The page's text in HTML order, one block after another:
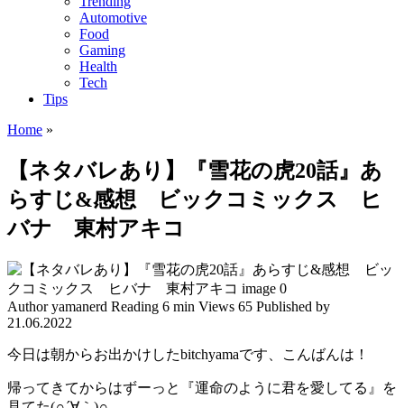
Automotive
Food
Gaming
Health
Tech
Tips
Home »
【ネタバレあり】『雪花の虎20話』あ
らすじ&感想 ビックコミックス ヒ
バナ 東村アキコ
Author yamanerd Reading 6 min Views 65 Published by
21.06.2022
今日は朝からお出かけしたbitchyamaです、こんばんは！
帰ってきてからはずーっと『運命のように君を愛してる』を